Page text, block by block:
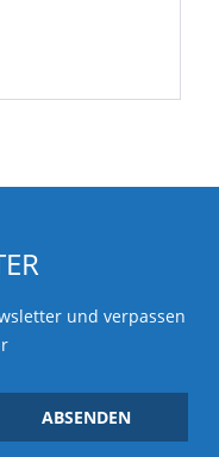
und verpassen
ABSENDEN